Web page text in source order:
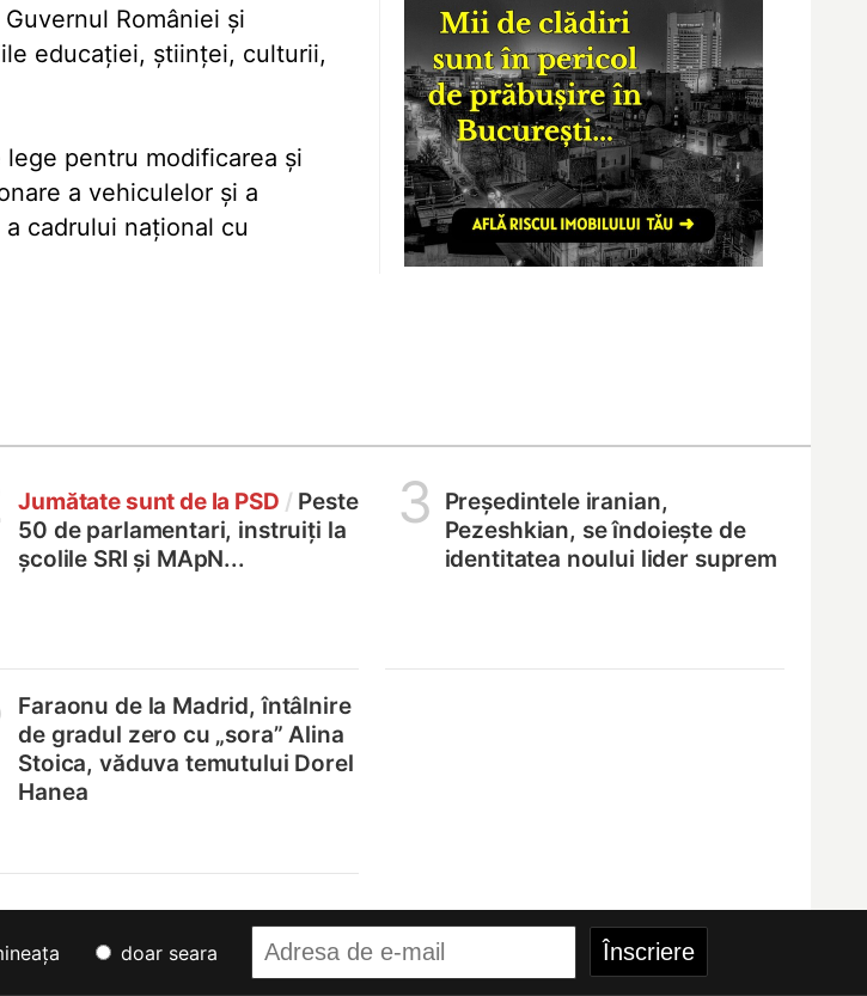
României şi
educaţiei, ştiinţei, culturii,
pentru modificarea şi
a vehiculelor şi a
cadrului naţional cu
Jumătate sunt de la PSD / Peste
50 de parlamentari, instruiți la
școlile SRI și MApN...
3
Președintele iranian,
Pezeshkian, se îndoiește de
identitatea noului lider suprem
Faraonu de la Madrid, întâlnire
de gradul zero cu „sora” Alina
Stoica, văduva temutului Dorel
Hanea
doar seara